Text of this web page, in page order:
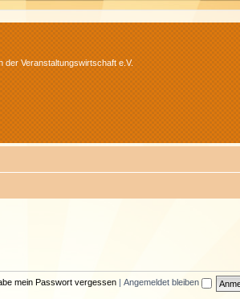
der Veranstaltungswirtschaft e.V.
mein Passwort vergessen Angemeldet bleiben